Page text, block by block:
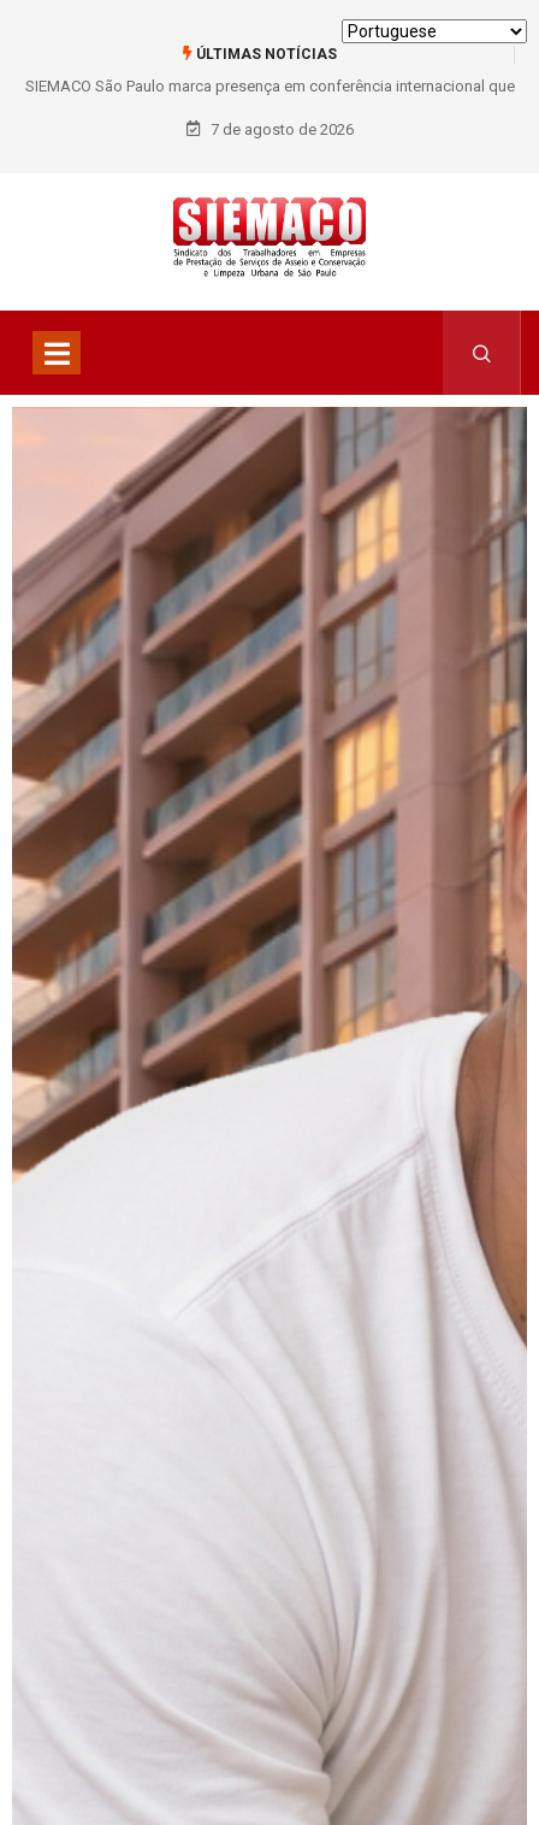
ÚLTIMAS NOTÍCIAS
SIEMACO São Paulo marca presença em conferência internacional que
debate os desafios do setor de limpeza e segurança
7 de agosto de 2026